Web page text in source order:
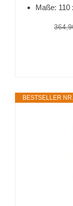
Maße: 110
BESTSELLER